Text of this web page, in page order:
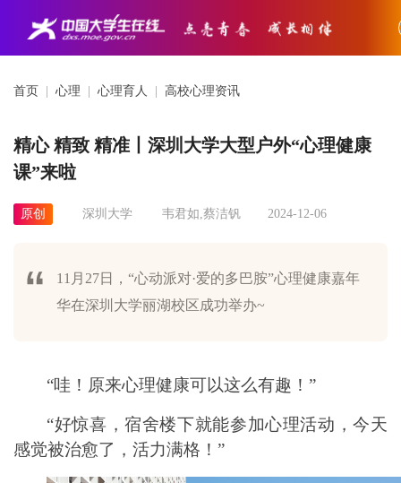
首页 心理 心理育人 高校心理资讯
精心 精致 精准丨深圳大学大型户外“心理健康
课”来啦
原创 深圳大学 韦君如,蔡洁钒 2024-12-06
11月27日，“心动派对·爱的多巴胺”心理健康嘉年
华在深圳大学丽湖校区成功举办~
“哇！原来心理健康可以这么有趣！”
“好惊喜，宿舍楼下就能参加心理活动，今天
感觉被治愈了，活力满格！”